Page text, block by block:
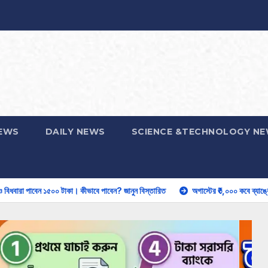
DAILY NEWS SCIENCE &TECHNOLOGY
কীভাবে পাবেন? জানুন বিস্তারিত অগাস্টের ₹৩,০০০ কবে ব্যাঙ্কে আসতে পারে? কারা